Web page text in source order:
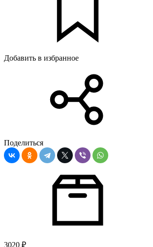
Добавить в избранное
Поделиться
3020 ₽